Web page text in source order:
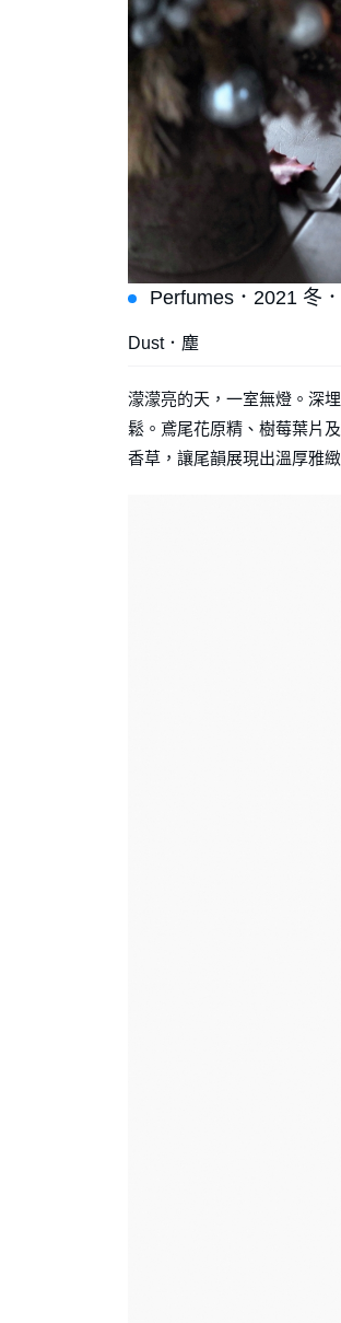
Perfumes．2021 冬
Dust．塵
濛濛亮的天，一室無燈。深
鬆。鳶尾花原精、樹莓葉片
香草，讓尾韻展現出溫厚雅